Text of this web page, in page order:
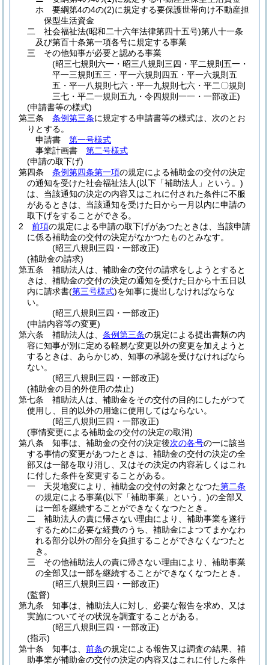
ホ
要綱第4の4の(2)に規定する要保護世帯向け不動産担
保型生活資金
二
社会福祉法(昭和二十六年法律第四十五号)第八十一条
及び第百十条第一項各号に規定する事業
三
その他知事が必要と認める事業
(昭三七規則六一・昭三八規則三四・平二規則五一・
平一三規則五三・平一六規則四五・平一六規則五
五・平一八規則七六・平一九規則七六・平二〇規則
三七・平二一規則五九・令四規則一一・一部改正)
(申請書等の様式)
第三条
条例第三条に規定する申請書等の様式は、次のとお
りとする。
申請書 第一号様式
事業計画書 第二号様式
(申請の取下げ)
第四条
条例第四条第一項の規定による補助金の交付の決定
の通知を受けた社会福祉法人(以下「補助法人」という。)
は、当該通知の決定の内容又はこれに付された条件に不服
があるときは、当該通知を受けた日から一月以内に申請の
取下げをすることができる。
2
前項の規定による申請の取下げがあつたときは、当該申請
に係る補助金の交付の決定がなかつたものとみなす。
(昭三八規則三四・一部改正)
(補助金の請求)
第五条
補助法人は、補助金の交付の請求をしようとすると
きは、補助金の交付の決定の通知を受けた日から十五日以
内に請求書(第三号様式)を知事に提出しなければならな
い。
(昭三八規則三四・一部改正)
(申請内容等の変更)
第六条
補助法人は、 条例第三条の規定による提出書類の内
容に知事が別に定める軽易な変更以外の変更を加えようと
するときは、あらかじめ、知事の承認を受けなければなら
ない。
(昭三八規則三四・一部改正)
(補助金の目的外使用の禁止)
第七条
補助法人は、補助金をその交付の目的にしたがつて
使用し、目的以外の用途に使用してはならない。
(昭三八規則三四・一部改正)
(事情変更による補助金の交付の決定の取消)
第八条
知事は、補助金の交付の決定後次の各号の一に該当
する事情の変更があつたときは、補助金の交付の決定の全
部又は一部を取り消し、又はその決定の内容若しくはこれ
に付した条件を変更することがある。
一
天災地変により、補助金の交付の対象となつた第二条
の規定による事業(以下「補助事業」という。)の全部又
は一部を継続することができなくなつたとき。
二
補助法人の責に帰さない理由により、補助事業を遂行
するために必要な経費のうち、補助金によつてまかなわ
れる部分以外の部分を負担することができなくなつたと
き。
三
その他補助法人の責に帰さない理由により、補助事業
の全部又は一部を継続することができなくなつたとき。
(昭三八規則三四・一部改正)
(監督)
第九条
知事は、補助法人に対し、必要な報告を求め、又は
実施についてその状況を調査することがある。
(昭三八規則三四・一部改正)
(指示)
第十条
知事は、 前条の規定による報告又は調査の結果、補
助事業が補助金の交付の決定の内容又はこれに付した条件